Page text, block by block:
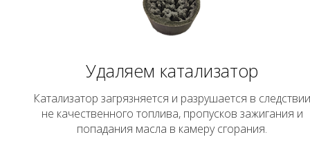
Удаляем катализатор
Катализатор загрязняется и разрушается в следствии
не качественного топлива, пропусков зажигания и
попадания масла в камеру сгорания.